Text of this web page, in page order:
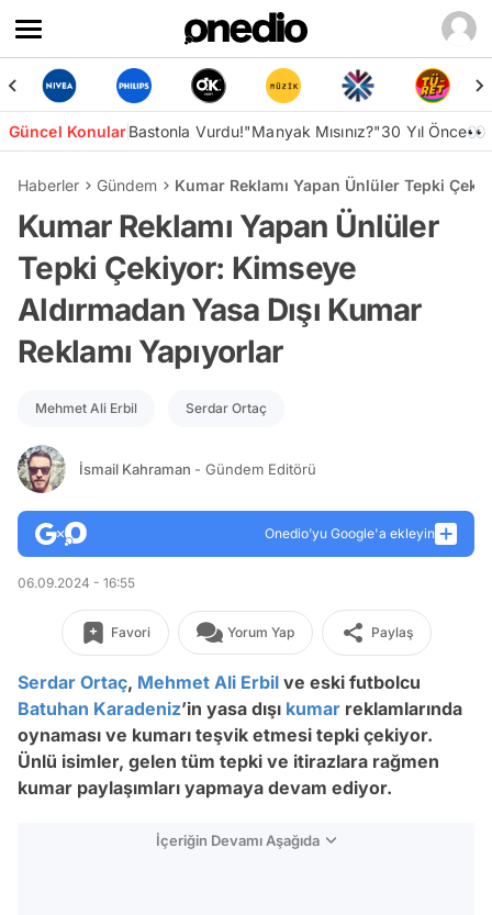
Güncel KonularBastonla Vurdu!"Manyak Mısınız?"30 Yıl Önce👀
Haberler Gündem Kumar Reklamı Yapan Ünlüler Tepki
Kumar Reklamı Yapan Ünlüler
Tepki Çekiyor: Kimseye
Aldırmadan Yasa Dışı Kumar
Reklamı Yapıyorlar
Mehmet Ali Erbil Serdar Ortaç
İsmail Kahraman - Gündem Editörü
Onedio’yu Google'a ekleyin
06.09.2024 - 16:55
Favori Yorum Yap Paylaş
Serdar Ortaç, Mehmet Ali Erbil ve eski futbolcu
Batuhan Karadeniz’in yasa dışı kumar reklamlarında
oynaması ve kumarı teşvik etmesi tepki çekiyor.
Ünlü isimler, gelen tüm tepki ve itirazlara rağmen
kumar paylaşımları yapmaya devam ediyor.
İçeriğin Devamı Aşağıda